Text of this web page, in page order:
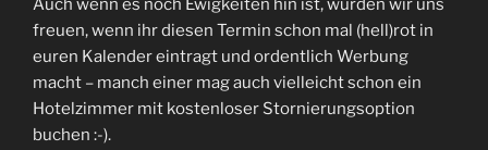
freuen, wenn ihr diesen Termin schon mal (hell)rot in
euren Kalender eintragt und ordentlich Werbung
macht – manch einer mag auch vielleicht schon ein
Hotelzimmer mit kostenloser Stornierungsoption
buchen :-).